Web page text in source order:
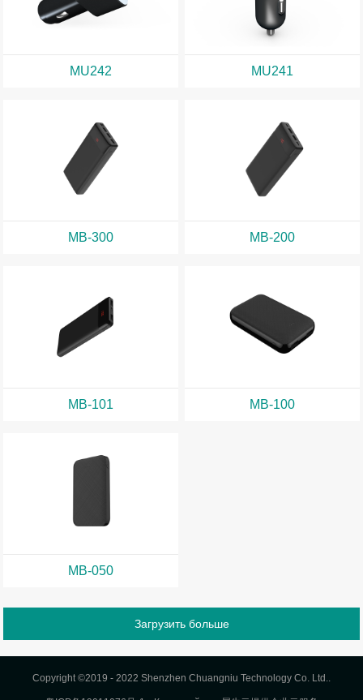
MU242 MU241
MB-300 MB-200
MB-101 MB-100
MB-050
Copyright ©2019 - 2022 Shenzhen Chuangniu Technology Co. Ltd..